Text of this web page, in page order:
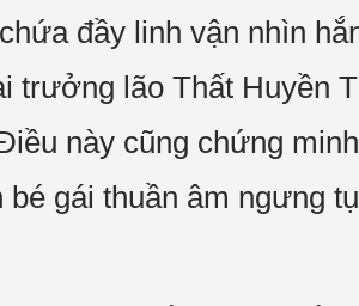
đầy linh vận nhìn
trưởng lão Thất Huyền
này cũng chứng
gái thuần âm ngưng